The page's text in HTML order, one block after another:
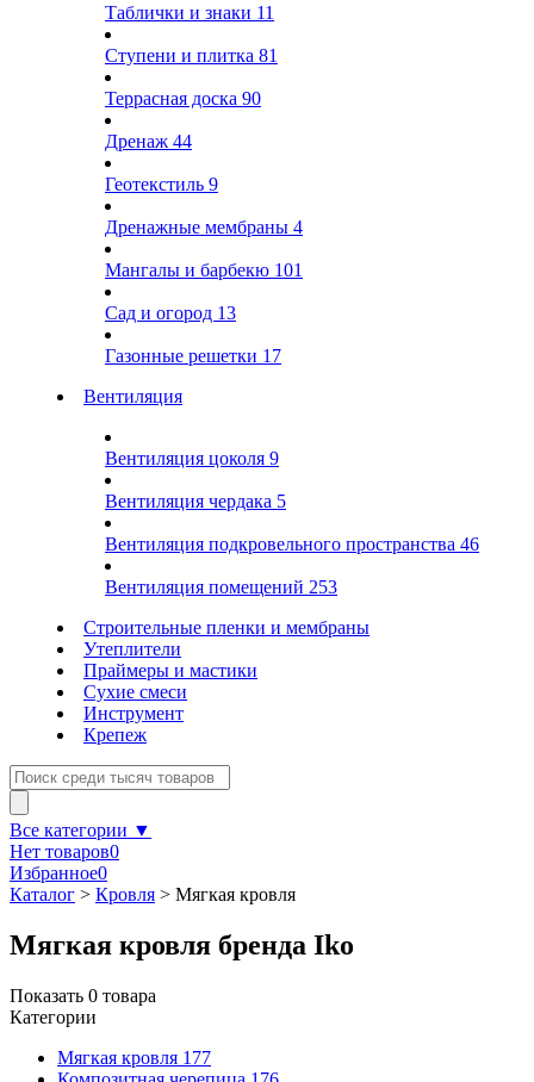
Таблички и знаки 11
Ступени и плитка 81
Террасная доска 90
Дренаж 44
Геотекстиль 9
Дренажные мембраны 4
Мангалы и барбекю 101
Сад и огород 13
Газонные решетки 17
Вентиляция
Вентиляция цоколя 9
Вентиляция чердака 5
Вентиляция подкровельного пространства 46
Вентиляция помещений 253
Строительные пленки и мембраны
Утеплители
Праймеры и мастики
Сухие смеси
Инструмент
Крепеж
Все категории ▼
Нет товаров0
Избранное0
Каталог > Кровля > Мягкая кровля
Мягкая кровля бренда Iko
Показать 0 товара
Категории
Мягкая кровля 177